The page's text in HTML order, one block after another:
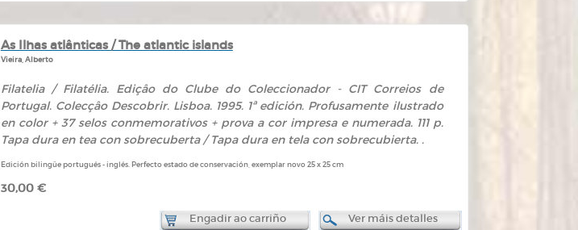
As Ilhas atlânticas / The atlantic islands
Vieira, Alberto
Filatelia / Filatélia. Ediçâo do Clube do Coleccionador - CIT Correios de
Portugal. Colecçâo Descobrir. Lisboa. 1995. 1ª edición. Profusamente ilustrado
en color + 37 selos conmemorativos + prova a cor impresa e numerada. 111 p.
Tapa dura en tea con sobrecuberta / Tapa dura en tela con sobrecubierta. .
Edición bilingüe portugués - inglés. Perfecto estado de conservación, exemplar novo 25 x 25 cm
30,00 €
Engadir ao carriño Ver máis detalles